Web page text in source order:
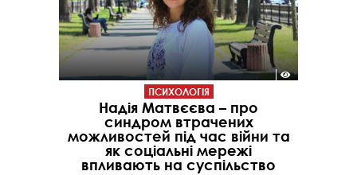
ПСИХОЛОГІЯ
Надія Матвєєва – про
синдром втрачених
можливостей під час війни та
як соціальні мережі
впливають на суспільство